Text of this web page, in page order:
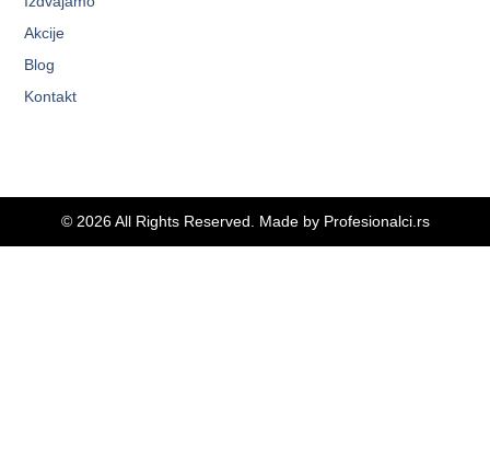
Akcije
Blog
Kontakt
© 2026 All Rights Reserved. Made by Profesionalci.rs